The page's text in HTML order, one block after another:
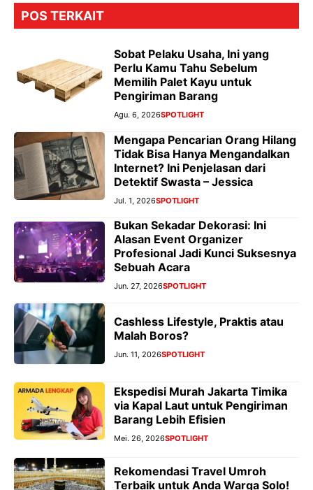
POS TERKAIT
Sobat Pelaku Usaha, Ini yang
Perlu Kamu Tahu Sebelum
Memilih Palet Kayu untuk
Pengiriman Barang
Agu. 6, 2026SPOTLIGHT
Mengapa Pencarian Orang Hilang
Tidak Bisa Hanya Mengandalkan
Internet? Ini Penjelasan dari
Detektif Swasta – Jessica
Jul. 1, 2026SPOTLIGHT
Bukan Sekadar Dekorasi: Ini
Alasan Event Organizer
Profesional Jadi Kunci Suksesnya
Sebuah Acara
Jun. 27, 2026SPOTLIGHT
Cashless Lifestyle, Praktis atau
Malah Boros?
Jun. 11, 2026SPOTLIGHT
Ekspedisi Murah Jakarta Timika
via Kapal Laut untuk Pengiriman
Barang Lebih Efisien
Mei. 26, 2026SPOTLIGHT
Rekomendasi Travel Umroh
Terbaik untuk Anda Warga Solo!